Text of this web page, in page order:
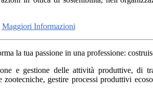
Maggiori Informazioni
la tua passione in una professione:
e gestione delle attività produttive, di
gestire processi produttivi